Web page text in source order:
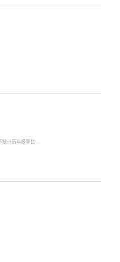
计历年报录比 ...